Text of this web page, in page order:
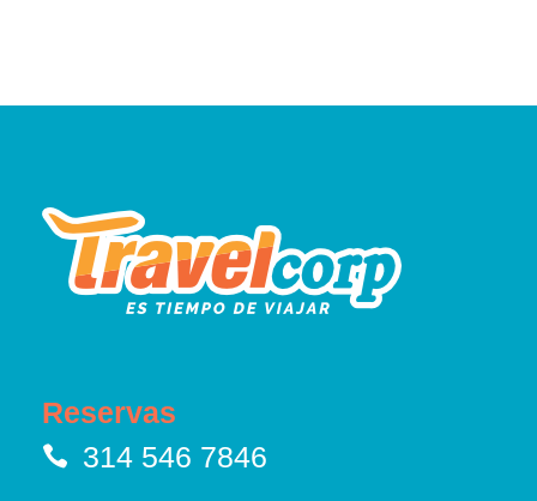
Reservas
314 546 7846